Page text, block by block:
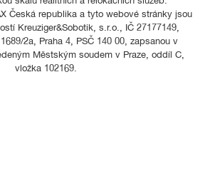
Česká republika a tyto webové stránky jsou
Kreuziger&Sobotik, s.r.o., IČ 27177149,
2a, Praha 4, PSČ 140 00, zapsanou v
Městským soudem v Praze, oddíl C,
vložka 102169.